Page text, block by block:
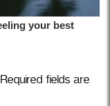
Required fields are